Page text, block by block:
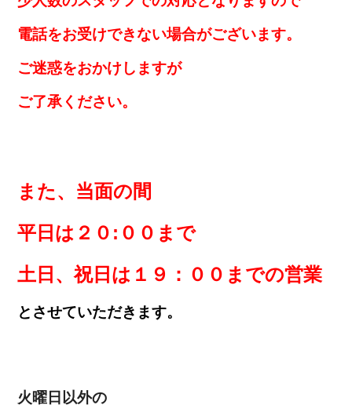
電話をお受けできない場合がございます。
ご迷惑をおかけしますが
ご了承ください。
また、当面の間
平日は２０:００まで
土日、祝日は１９：００までの営業
とさせていただきます。
火曜日以外の